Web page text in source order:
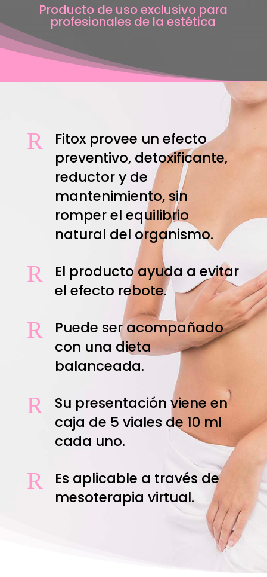
Producto de uso exclusivo para
profesionales de la estética
R
Fitox provee un efecto
preventivo, detoxificante,
reductor y de
mantenimiento, sin
romper el equilibrio
natural del organismo.
R
El producto ayuda a evitar
el efecto rebote.
R
Puede ser acompañado
con una dieta
balanceada.
R
Su presentación viene en
caja de 5 viales de 10 ml
cada uno.
R
Es aplicable a través de
mesoterapia virtual.